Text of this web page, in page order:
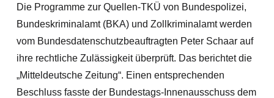
Die Programme zur Quellen-TKÜ von Bundespolizei,
Bundeskriminalamt (BKA) und Zollkriminalamt werden
vom Bundesdatenschutzbeauftragten Peter Schaar auf
ihre rechtliche Zulässigkeit überprüft. Das berichtet die
„Mitteldeutsche Zeitung“. Einen entsprechenden
Beschluss fasste der Bundestags-Innenausschuss dem